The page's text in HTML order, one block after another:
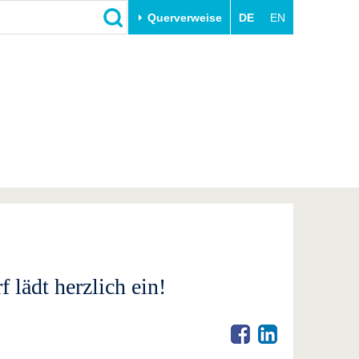
Querverweise DE EN
Gründen an der BTU
lädt herzlich ein!